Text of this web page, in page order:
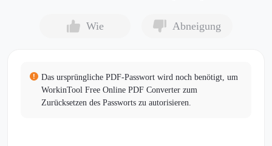
Wie Abneigung
Das ursprüngliche PDF-Passwort wird noch benötigt, um
WorkinTool Free Online PDF Converter zum
Zurücksetzen des Passworts zu autorisieren.